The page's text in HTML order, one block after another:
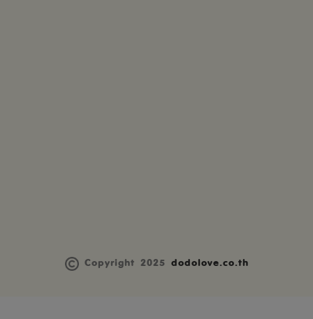
Copyright 2025 dodolove.co.th